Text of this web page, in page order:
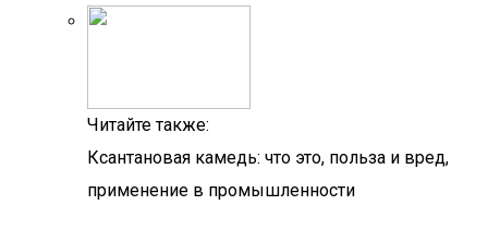
Читайте также:
Ксантановая камедь: что это, польза и вред,
применение в промышленности